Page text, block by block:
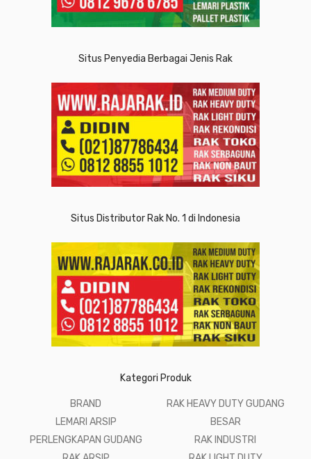
Situs Penyedia Berbagai Jenis Rak
Situs Distributor Rak No. 1 di Indonesia
Kategori Produk
BRAND
LEMARI ARSIP
PERLENGKAPAN GUDANG
RAK HEAVY DUTY GUDANG
BESAR
RAK INDUSTRI